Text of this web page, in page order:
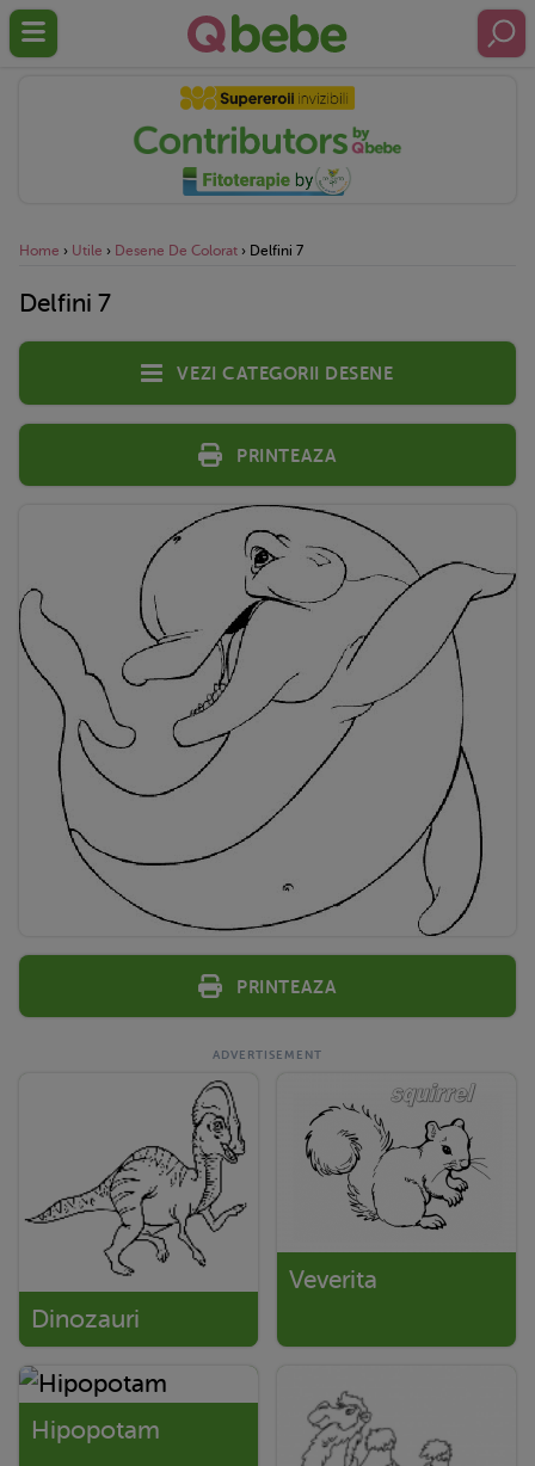
Home › Utile › Desene De Colorat › Delfini 7
Delfini 7
Vezi categorii desene
Printeaza
Printeaza
Dinozauri
Veverita
Hipopotam